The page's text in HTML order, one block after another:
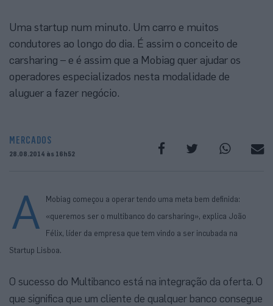
Uma startup num minuto. Um carro e muitos
condutores ao longo do dia. É assim o conceito de
carsharing – e é assim que a Mobiag quer ajudar os
operadores especializados nesta modalidade de
aluguer a fazer negócio.
MERCADOS
28.08.2014 às 16h52
A
Mobiag começou a operar tendo uma meta bem definida:
«queremos ser o multibanco do carsharing», explica João
Félix, líder da empresa que tem vindo a ser incubada na
Startup Lisboa.
O sucesso do Multibanco está na integração da oferta. O
que significa que um cliente de qualquer banco consegue